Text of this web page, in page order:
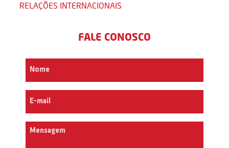
RELAÇÕES INTERNACIONAIS
FALE CONOSCO